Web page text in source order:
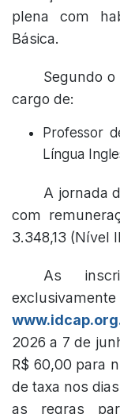
plena com
Básica.
Segundo
cargo de:
Professor
Língua
A jornada
com
3.348,13 (Nível
As
2026 a 7 de
R$ 60,00 para
de taxa nos
as regras